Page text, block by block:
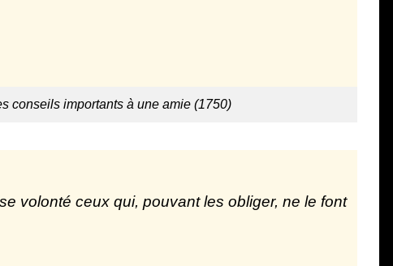
conseils importants à une amie (1750)
volonté ceux qui, pouvant les obliger, ne le font